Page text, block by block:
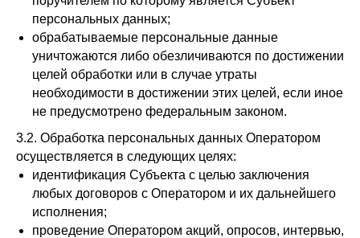
персональных данных;
обрабатываемые персональные данные
уничтожаются либо обезличиваются по достижении
целей обработки или в случае утраты
необходимости в достижении этих целей, если иное
не предусмотрено федеральным законом.
3.2. Обработка персональных данных Оператором
осуществляется в следующих целях:
идентификация Субъекта с целью заключения
любых договоров с Оператором и их дальнейшего
исполнения;
проведение Оператором акций, опросов, интервью,